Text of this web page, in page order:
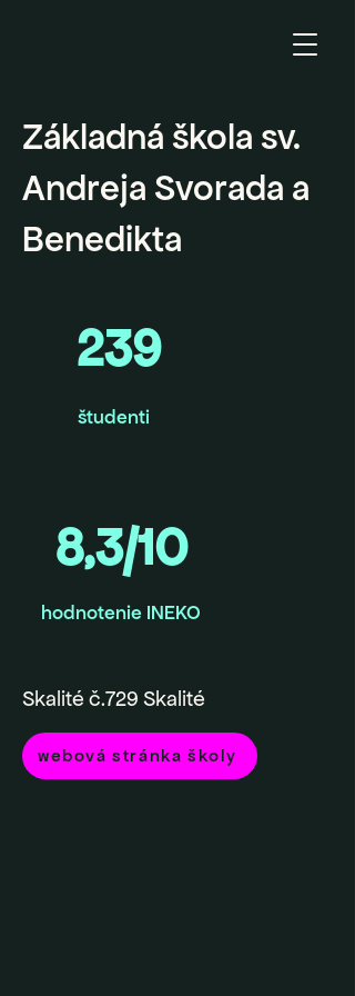
Základná škola sv.
Andreja Svorada a
Benedikta
239
študenti
8,3/10
hodnotenie INEKO
Skalité č.729 Skalité
webová stránka školy